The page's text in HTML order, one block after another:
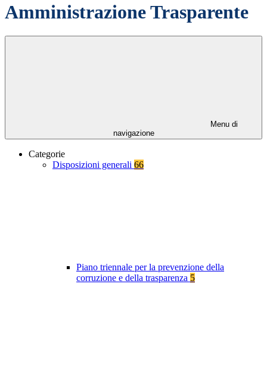
Amministrazione Trasparente
Menu di
navigazione
Categorie
Disposizioni generali 66
Piano triennale per la prevenzione della
corruzione e della trasparenza 5